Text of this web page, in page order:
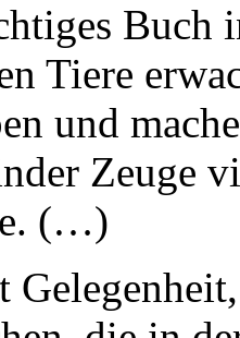
Buch
Tiere
und
Zeuge
(…)